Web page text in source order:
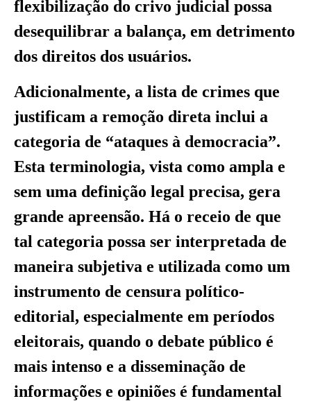
flexibilização do crivo judicial possa
desequilibrar a balança, em detrimento
dos direitos dos usuários.
Adicionalmente, a lista de crimes que
justificam a remoção direta inclui a
categoria de “ataques à democracia”.
Esta terminologia, vista como ampla e
sem uma definição legal precisa, gera
grande apreensão. Há o receio de que
tal categoria possa ser interpretada de
maneira subjetiva e utilizada como um
instrumento de censura político-
editorial, especialmente em períodos
eleitorais, quando o debate público é
mais intenso e a disseminação de
informações e opiniões é fundamental